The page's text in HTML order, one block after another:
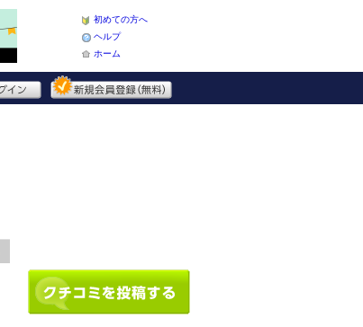
初めての方へ
ヘルプ
ホーム